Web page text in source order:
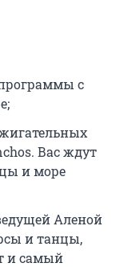
с
Вас ждут
и море
Аленой
и танцы,
и самый